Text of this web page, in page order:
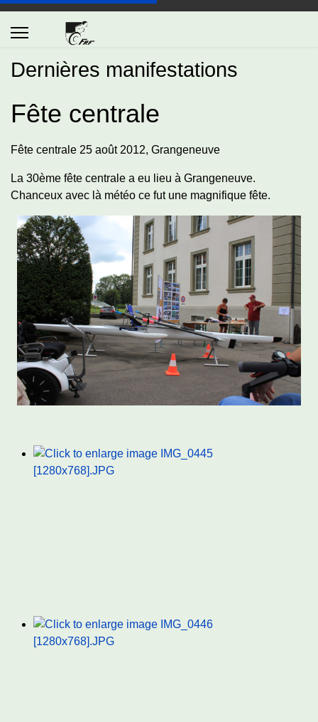
Dernières manifestations
Fête centrale
Fête centrale 25 août 2012, Grangeneuve
La 30ème fête centrale a eu lieu à Grangeneuve.
Chanceux avec là météo ce fut une magnifique fête.